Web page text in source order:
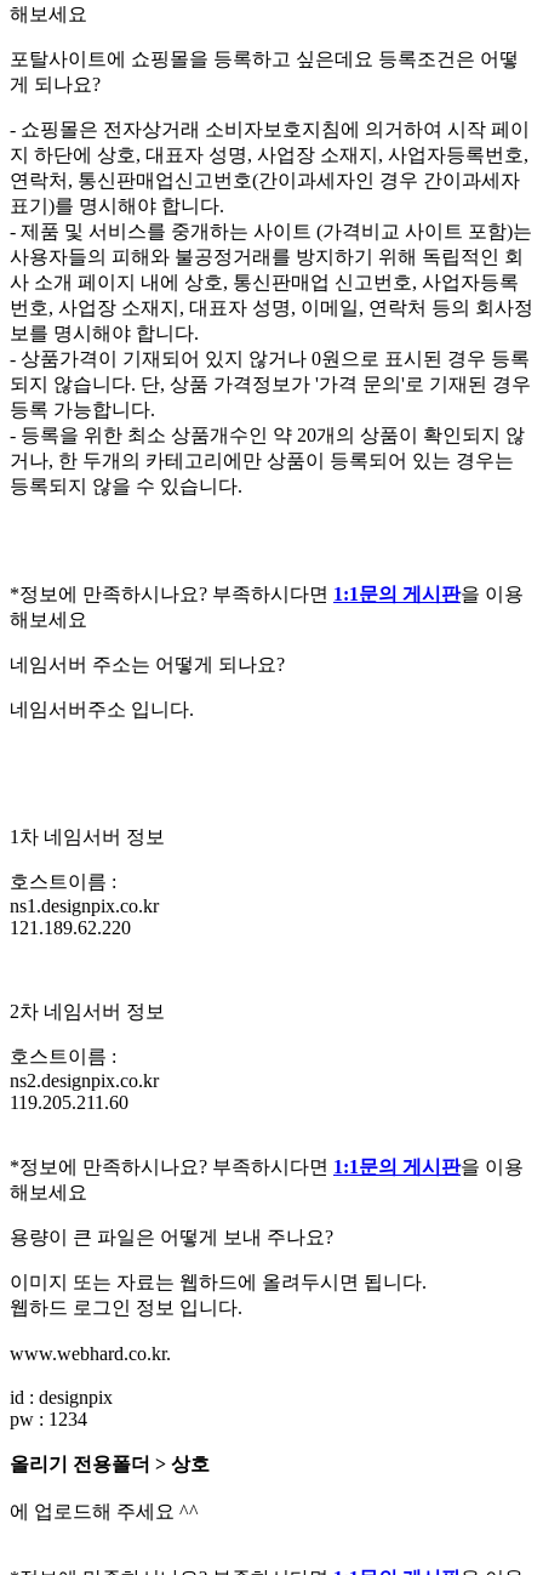
해보세요
포탈사이트에 쇼핑몰을 등록하고 싶은데요 등록조건은 어떻
게 되나요?
- 쇼핑몰은 전자상거래 소비자보호지침에 의거하여 시작 페이
지 하단에 상호, 대표자 성명, 사업장 소재지, 사업자등록번호,
연락처, 통신판매업신고번호(간이과세자인 경우 간이과세자
표기)를 명시해야 합니다.
- 제품 및 서비스를 중개하는 사이트 (가격비교 사이트 포함)는
사용자들의 피해와 불공정거래를 방지하기 위해 독립적인 회
사 소개 페이지 내에 상호, 통신판매업 신고번호, 사업자등록
번호, 사업장 소재지, 대표자 성명, 이메일, 연락처 등의 회사정
보를 명시해야 합니다.
- 상품가격이 기재되어 있지 않거나 0원으로 표시된 경우 등록
되지 않습니다. 단, 상품 가격정보가 '가격 문의'로 기재된 경우
등록 가능합니다.
- 등록을 위한 최소 상품개수인 약 20개의 상품이 확인되지 않
거나, 한 두개의 카테고리에만 상품이 등록되어 있는 경우는
등록되지 않을 수 있습니다.
*정보에 만족하시나요? 부족하시다면 1:1문의 게시판을 이용
해보세요
네임서버 주소는 어떻게 되나요?
네임서버주소 입니다.
1차 네임서버 정보
호스트이름 :
ns1.designpix.co.kr
121.189.62.220
2차 네임서버 정보
호스트이름 :
ns2.designpix.co.kr
119.205.211.60
*정보에 만족하시나요? 부족하시다면 1:1문의 게시판을 이용
해보세요
용량이 큰 파일은 어떻게 보내 주나요?
이미지 또는 자료는 웹하드에 올려두시면 됩니다.
웹하드 로그인 정보 입니다.
www.webhard.co.kr.
id : designpix
pw : 1234
올리기 전용폴더 > 상호
에 업로드해 주세요 ^^